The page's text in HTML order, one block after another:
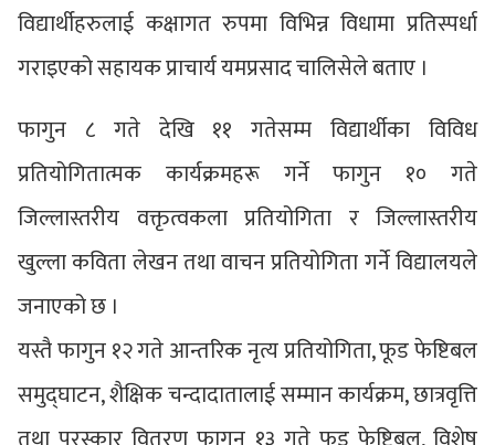
विद्यार्थीहरुलाई कक्षागत रुपमा विभिन्न विधामा प्रतिस्पर्धा
गराइएको सहायक प्राचार्य यमप्रसाद चालिसेले बताए ।
फागुन ८ गते देखि ११ गतेसम्म विद्यार्थीका विविध
प्रतियोगितात्मक कार्यक्रमहरू गर्ने फागुन १० गते
जिल्लास्तरीय वक्तृत्वकला प्रतियोगिता र जिल्लास्तरीय
खुल्ला कविता लेखन तथा वाचन प्रतियोगिता गर्ने विद्यालयले
जनाएको छ ।
यस्तै फागुन १२ गते आन्तरिक नृत्य प्रतियोगिता, फूड फेष्टिबल
समुद्घाटन, शैक्षिक चन्दादातालाई सम्मान कार्यक्रम, छात्रवृत्ति